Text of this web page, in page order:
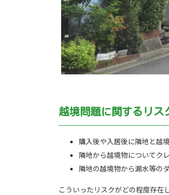
越境問題に関するリス
購入後や入居後に隣地と越
隣地から越境物についてク
隣地の越境物から漏水等の
こういったリスクがどの程度存在